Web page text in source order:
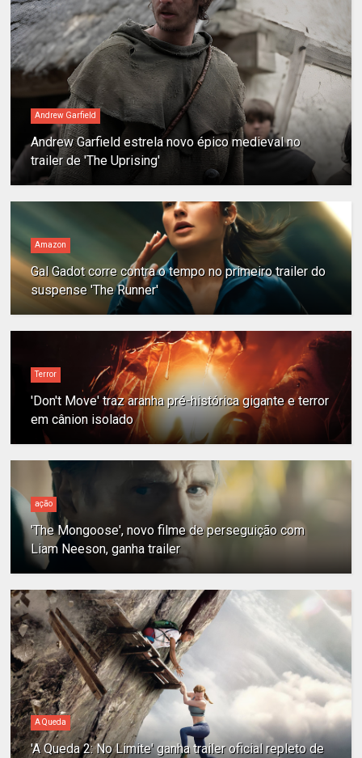
Andrew Garfield
Andrew Garfield estrela novo épico medieval no
trailer de 'The Uprising'
Amazon
Gal Gadot corre contra o tempo no primeiro trailer do
suspense 'The Runner'
Terror
'Don't Move' traz aranha pré-histórica gigante e terror
em cânion isolado
ação
'The Mongoose', novo filme de perseguição com
Liam Neeson, ganha trailer
A Queda
'A Queda 2: No Limite' ganha trailer oficial repleto de